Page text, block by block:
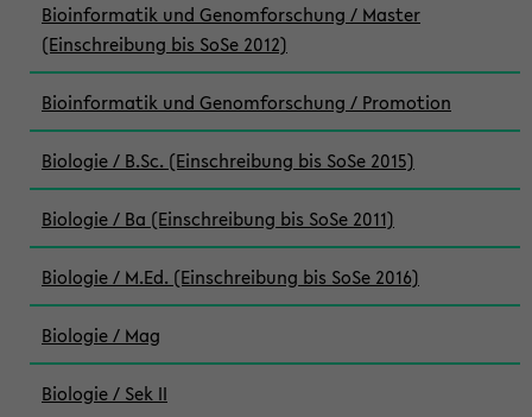
Bioinformatik und Genomforschung / Master
(Einschreibung bis SoSe 2012)
Bioinformatik und Genomforschung / Promotion
Biologie / B.Sc. (Einschreibung bis SoSe 2015)
Biologie / Ba (Einschreibung bis SoSe 2011)
Biologie / M.Ed. (Einschreibung bis SoSe 2016)
Biologie / Mag
Biologie / Sek II